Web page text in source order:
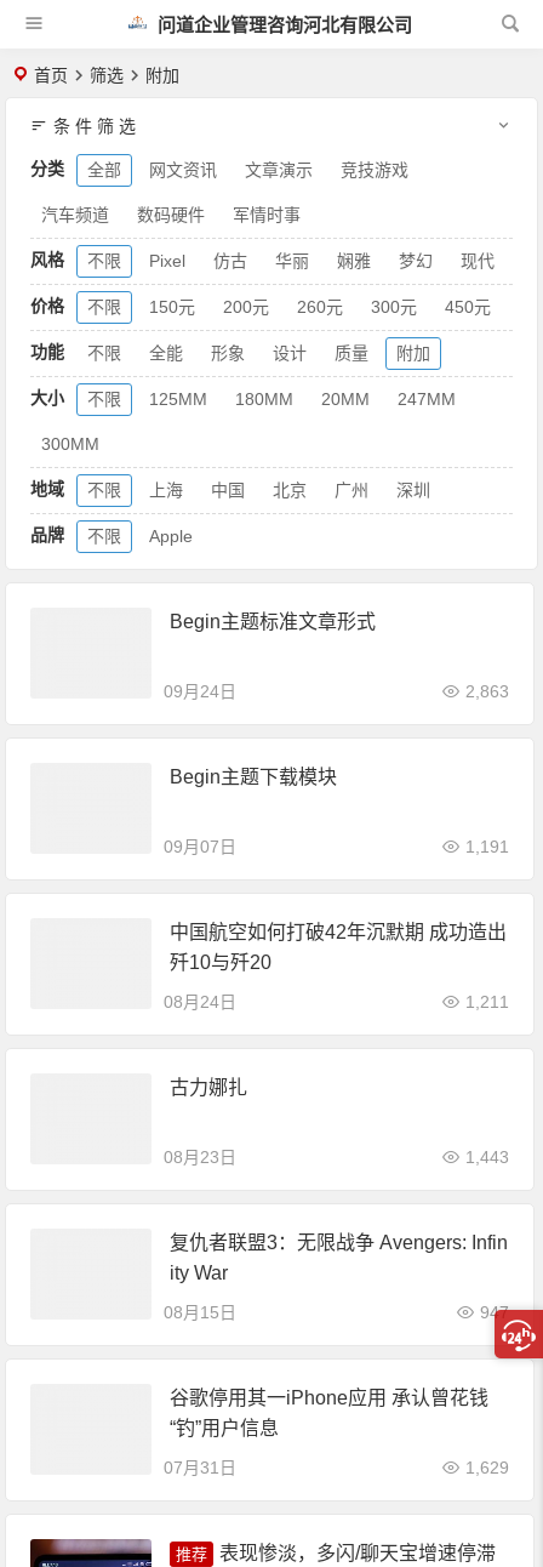
问道企业管理咨询河北有限公司
首页 筛选 附加
条 件 筛 选
分类 全部 网文资讯 文章演示 竞技游戏
汽车频道 数码硬件 军情时事
风格 不限 Pixel 仿古 华丽 娴雅 梦幻 现代
价格 不限 150元 200元 260元 300元 450元
功能 不限 全能 形象 设计 质量 附加
大小 不限 125MM 180MM 20MM 247MM
300MM
地域 不限 上海 中国 北京 广州 深圳
品牌 不限 Apple
Begin主题标准文章形式
09月24日 2,863
Begin主题下载模块
09月07日 1,191
中国航空如何打破42年沉默期 成功造出
歼10与歼20
08月24日 1,211
古力娜扎
08月23日 1,443
复仇者联盟3：无限战争 Avengers: Infin
ity War
08月15日 947
谷歌停用其一iPhone应用 承认曾花钱
“钓”用户信息
07月31日 1,629
推荐
表现惨淡，多闪/聊天宝增速停滞